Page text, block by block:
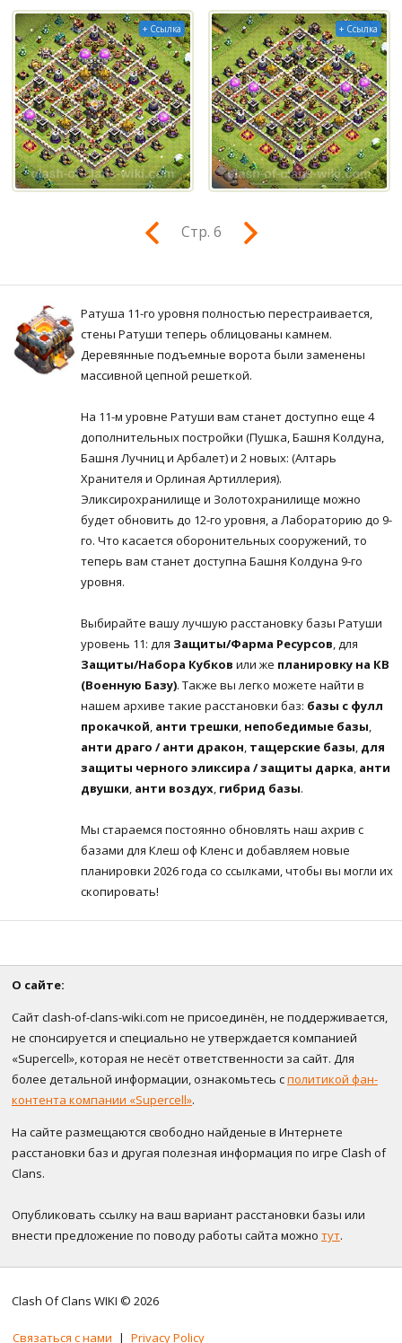
+ Ссылка + Ссылка
Стр. 6
Ратуша 11-го уровня полностью перестраивается,
стены Ратуши теперь облицованы камнем.
Деревянные подъемные ворота были заменены
массивной цепной решеткой.
На 11-м уровне Ратуши вам станет доступно еще 4
дополнительных постройки (Пушка, Башня Колдуна,
Башня Лучниц и Арбалет) и 2 новых: (Алтарь
Хранителя и Орлиная Артиллерия).
Эликсирохранилище и Золотохранилище можно
будет обновить до 12-го уровня, а Лабораторию до 9-
го. Что касается оборонительных сооружений, то
теперь вам станет доступна Башня Колдуна 9-го
уровня.
Выбирайте вашу лучшую расстановку базы Ратуши
уровень 11: для Защиты/Фарма Ресурсов , для
Защиты/Набора Кубков или же планировку на КВ
(Военную Базу). Также вы легко можете найти в
нашем архиве такие расстановки баз: базы с фулл
прокачкой анти трешки непобедимые базы
анти драго / анти дракон тащерские базы для
защиты черного эликсира / защиты дарка анти
двушки анти воздух гибрид базы.
Мы стараемся постоянно обновлять наш ахрив с
базами для Клеш оф Кленс и добавляем новые
планировки 2026 года со ссылками, чтобы вы могли их
скопировать!
О сайте:
Сайт clash-of-clans-wiki.com не присоединён, не поддерживается,
не спонсируется и специально не утверждается компанией
«Supercell», которая не несёт ответственности за сайт. Для
более детальной информации, ознакомьтесь сполитикой фан-
контента компании «Supercell».
На сайте размещаются свободно найденые в Интернете
расстановки баз и другая полезная информация по игре Clash of
Clans.
Опубликовать ссылку на ваш вариант расстановки базы или
внести предложение по поводу работы сайта можно тут.
Clash Of Clans WIKI © 2026
Связаться с нами | Privacy Policy